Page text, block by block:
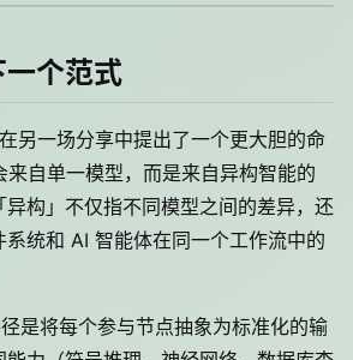
个范式
另一场分享中提出了一个更大胆的命
自单一模型，而是来自异构智能的
构」不仅指不同模型之间的差异，还
统和 AI 智能体在同一个工作流中的
是将每个参与节点抽象为标准化的输